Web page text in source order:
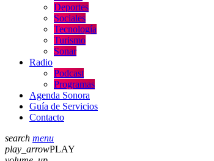
Deportes
Sociales
Tecnología
Turismo
Sonar
Radio
Podcast
Programas
Agenda Sonora
Guía de Servicios
Contacto
search menu
play_arrowPLAY